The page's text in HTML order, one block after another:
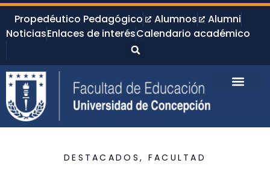
Propedéutico Pedagógico Alumnos
Alumni
NoticiasEnlaces de interésCalendario académico
DESTACADOS , FACULTAD